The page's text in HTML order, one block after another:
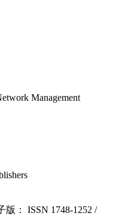
Management
版 ： ISSN 1748-1252 /